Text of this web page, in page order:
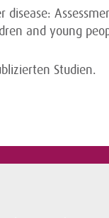
and young
Studien.